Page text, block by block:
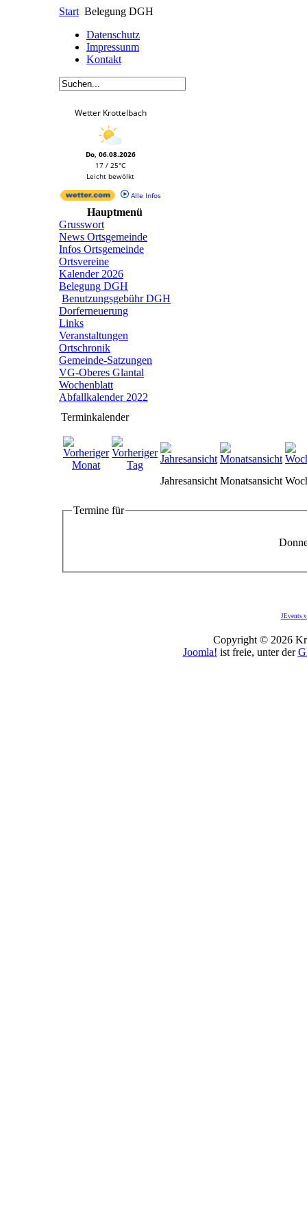
Start Belegung DGH
Datenschutz
Impressunm
Kontakt
Wetter Krottelbach
Do, 06.08.2026
17 / 25°C
Leicht bewölkt
Alle Infos
Hauptmenü
Grusswort
News Ortsgemeinde
Infos Ortsgemeinde
Ortsvereine
Kalender 2026
Belegung DGH
Benutzungsgebühr DGH
Dorferneuerung
Links
Veranstaltungen
Ortschronik
Gemeinde-Satzungen
VG-Oberes Glantal
Wochenblatt
Abfallkalender 2022
Terminkalender
Jahresansicht Monatsansicht
Termine für
JEvents
Copyright © 2026
Joomla! ist freie, unter der